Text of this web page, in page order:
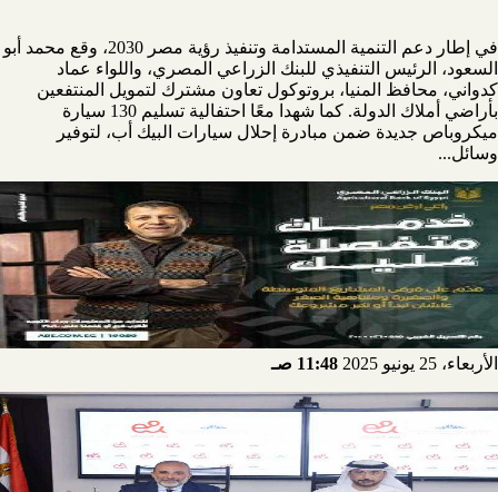
في إطار دعم التنمية المستدامة وتنفيذ رؤية مصر 2030، وقع محمد أبو
السعود، الرئيس التنفيذي للبنك الزراعي المصري، واللواء عماد
كدواني، محافظ المنيا، بروتوكول تعاون مشترك لتمويل المنتفعين
بأراضي أملاك الدولة. كما شهدا معًا احتفالية تسليم 130 سيارة
ميكروباص جديدة ضمن مبادرة إحلال سيارات البيك أب، لتوفير
وسائل...
الأربعاء، 25 يونيو 2025 11:48 صـ